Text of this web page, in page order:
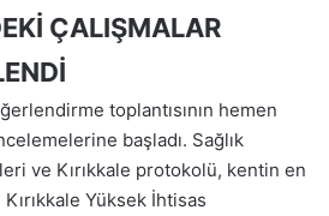
ÇALIŞMALAR
toplantısının hemen
başladı. Sağlık
ve Kırıkkale protokolü, kentin en
Yüksek İhtisas